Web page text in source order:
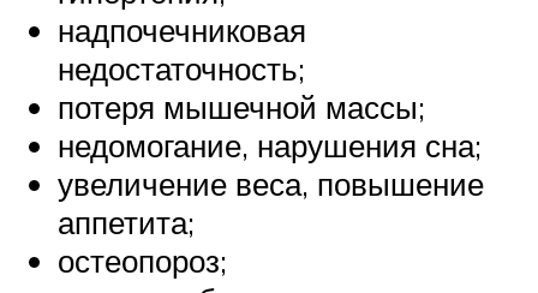
надпочечниковая
недостаточность;
потеря мышечной массы;
недомогание, нарушения сна;
увеличение веса, повышение
аппетита;
остеопороз;